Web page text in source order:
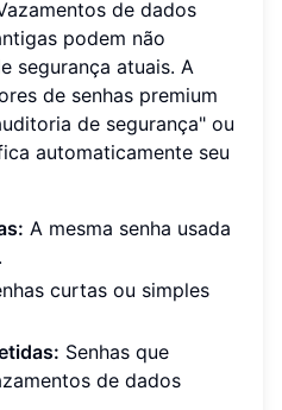
de dados
podem não
segurança atuais. A
de senhas premium
de segurança" ou
automaticamente seu
A mesma senha usada
curtas ou simples
Senhas que
de dados